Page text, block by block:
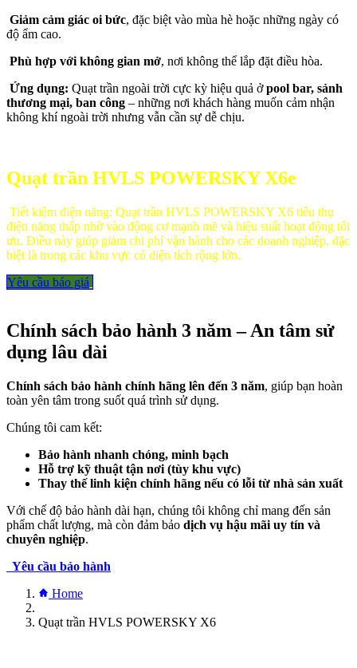
Giảm cảm giác oi bức, đặc biệt vào mùa hè hoặc những ngày có
độ ẩm cao.
Phù hợp với không gian mở, nơi không thể lắp đặt điều hòa.
Ứng dụng: Quạt trần ngoài trời cực kỳ hiệu quả ởpool bar, sảnh
thương mại, ban công – những nơi khách hàng muốn cảm nhận
không khí ngoài trời nhưng vẫn cần sự dễ chịu.
Quạt trần HVLS POWERSKY X6e
Tiết kiệm điện năng: Quạt trần HVLS POWERSKY X6 tiêu thụ
điện năng thấp nhờ vào động cơ mạnh mẽ và hiệu suất hoạt động tối
ưu. Điều này giúp giảm chi phí vận hành cho các doanh nghiệp, đặc
biệt là trong các khu vực có diện tích rộng lớn.
Yêu cầu báo ​​​​​giá
Chính sách bảo hành 3 năm – An tâm sử
dụng lâu dài
Chính sách bảo hành chính hãng lên đến 3 năm, giúp bạn hoàn
toàn yên tâm trong suốt quá trình sử dụng.
Chúng tôi cam kết:
Bảo hành nhanh chóng, minh bạch
Hỗ trợ kỹ thuật tận nơi (tùy khu vực)
Thay thế linh kiện chính hãng nếu có lỗi từ nhà sản xuất
Với chế độ bảo hành dài hạn, chúng tôi không chỉ mang đến sản
phẩm chất lượng, mà còn đảm bảo dịch vụ hậu mãi uy tín và
chuyên nghiệp.
Yêu cầu bảo hành
Home
Quạt trần HVLS POWERSKY X6